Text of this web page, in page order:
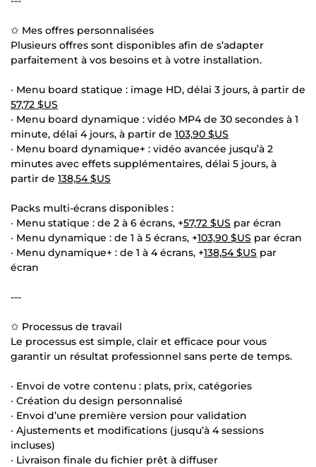
✩ Mes offres personnalisées
Plusieurs offres sont disponibles afin de s’adapter
parfaitement à vos besoins et à votre installation.
· Menu board statique : image HD, délai 3 jours, à partir de
57,72 $US
· Menu board dynamique : vidéo MP4 de 30 secondes à 1
minute, délai 4 jours, à partir de 103,90 $US
· Menu board dynamique+ : vidéo avancée jusqu’à 2
minutes avec effets supplémentaires, délai 5 jours, à
partir de 138,54 $US
Packs multi-écrans disponibles :
· Menu statique : de 2 à 6 écrans, +57,72 $US par écran
· Menu dynamique : de 1 à 5 écrans, +103,90 $US par écran
· Menu dynamique+ : de 1 à 4 écrans, +138,54 $US par
écran
---
✩ Processus de travail
Le processus est simple, clair et efficace pour vous
garantir un résultat professionnel sans perte de temps.
· Envoi de votre contenu : plats, prix, catégories
· Création du design personnalisé
· Envoi d’une première version pour validation
· Ajustements et modifications (jusqu’à 4 sessions
incluses)
· Livraison finale du fichier prêt à diffuser